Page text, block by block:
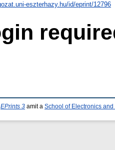
eszterhazy.hu/id/eprint/12796
EPrints 3 amit a School of Electronics